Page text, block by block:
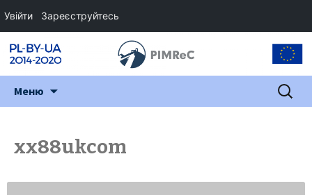
Меню Пошук:
xx88ukcom
Увійти Зареєструйтесь